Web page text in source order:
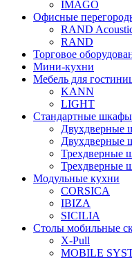
IMAGO
Офисные
RAND
RAND
Торговое
Мини-кухни
Мебель для
KANN
LIGHT
Стандартные
Двухдверные
Двухдверные
Трехдверные
Трехдверные
Модульные кухни
CORSICA
IBIZA
SICILIA
Столы мобильные
X-Pull
MOBILE